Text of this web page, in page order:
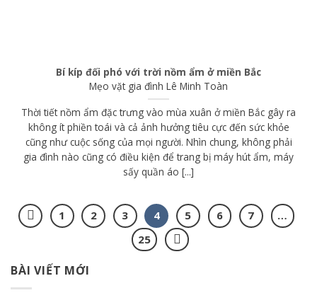
Bí kíp đối phó với trời nồm ẩm ở miền Bắc
Mẹo vặt gia đình Lê Minh Toàn
Thời tiết nồm ẩm đặc trưng vào mùa xuân ở miền Bắc gây ra
không ít phiền toái và cả ảnh hưởng tiêu cực đến sức khỏe
cũng như cuộc sống của mọi người. Nhìn chung, không phải
gia đình nào cũng có điều kiện để trang bị máy hút ẩm, máy
sấy quần áo [...]
1 2 3 4 5 6 7
…
25
BÀI VIẾT MỚI